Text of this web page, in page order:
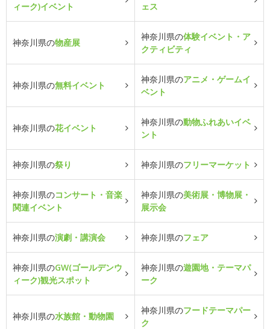
ィーク)イベント
ェス
神奈川県の物産展
神奈川県の体験イベント・ア
クティビティ
神奈川県の無料イベント
神奈川県のアニメ・ゲームイ
ベント
神奈川県の花イベント
神奈川県の動物ふれあいイベ
ント
神奈川県の祭り 神奈川県のフリーマーケット
神奈川県のコンサート・音楽
関連イベント
神奈川県の美術展・博物展・
展示会
神奈川県の演劇・講演会 神奈川県のフェア
神奈川県のGW(ゴールデンウ
ィーク)観光スポット
神奈川県の遊園地・テーマパ
ーク
神奈川県の水族館・動物園
神奈川県のフードテーマパー
ク